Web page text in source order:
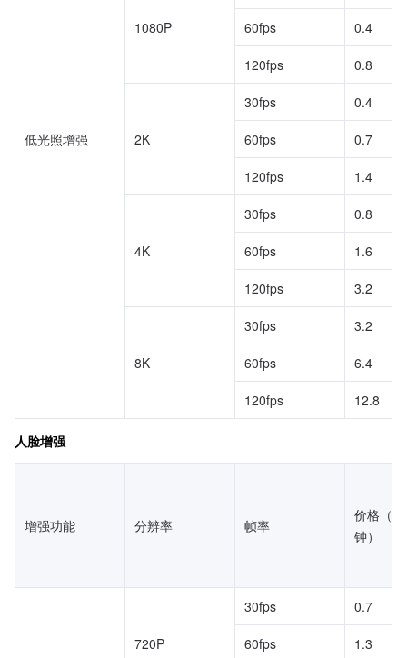
低光照增强
1080P 60fps 0.4
120fps 0.8
2K
30fps 0.4
60fps 0.7
120fps 1.4
4K
30fps 0.8
60fps 1.6
120fps 3.2
8K
30fps 3.2
60fps 6.4
120fps 12.8
人脸增强
增强功能 分辨率 帧率
价格（
钟）
720P
30fps 0.7
60fps 1.3